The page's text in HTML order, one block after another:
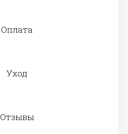
Оплата
Уход
Отзывы